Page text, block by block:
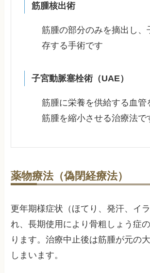
筋腫核出術
筋腫の部分のみを摘出し、
存する手術です
子宮動脈塞栓術（UAE）
筋腫に栄養を供給する血管
筋腫を縮小させる治療法で
薬物療法（偽閉経療法）
更年期様症状（ほてり、発汗、イ
れ、長期使用により骨粗しょう症
ります。治療中止後は筋腫が元の
しまいます。